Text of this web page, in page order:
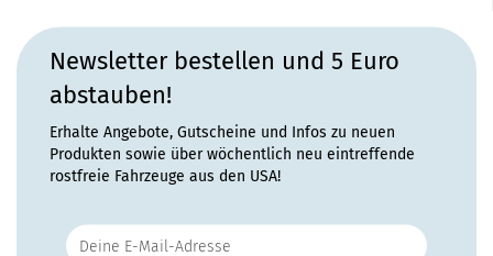
Newsletter bestellen und 5 Euro
abstauben!
Erhalte Angebote, Gutscheine und Infos zu neuen
Produkten sowie über wöchentlich neu eintreffende
rostfreie Fahrzeuge aus den USA!